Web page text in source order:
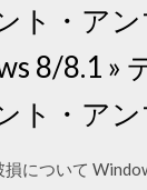
・アン
8/8.1 »
ト・ア
ついて